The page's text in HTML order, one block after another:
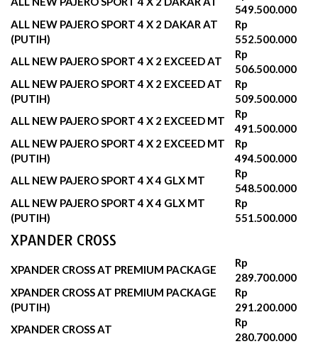
549.500.000
ALL NEW PAJERO SPORT 4 X 2 DAKAR AT
(PUTIH)
Rp
552.500.000‬
ALL NEW PAJERO SPORT 4 X 2 EXCEED AT
Rp
506.500.000
ALL NEW PAJERO SPORT 4 X 2 EXCEED AT
(PUTIH)
Rp
509.500.000‬
ALL NEW PAJERO SPORT 4 X 2 EXCEED MT
Rp
491.500.000
ALL NEW PAJERO SPORT 4 X 2 EXCEED MT
(PUTIH)
Rp
494.500.000‬
ALL NEW PAJERO SPORT 4 X 4 GLX MT
Rp
548.500.000
ALL NEW PAJERO SPORT 4 X 4 GLX MT
(PUTIH)
Rp
551.500.000‬
XPANDER CROSS
XPANDER CROSS AT PREMIUM PACKAGE
Rp
289.700.000‬
XPANDER CROSS AT PREMIUM PACKAGE
(PUTIH)
Rp
291.200.000‬
XPANDER CROSS AT
Rp
280.700.000‬